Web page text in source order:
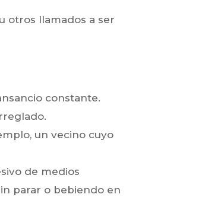
otros llamados a ser
constante.
un vecino cuyo
de medios
parar o bebiendo en